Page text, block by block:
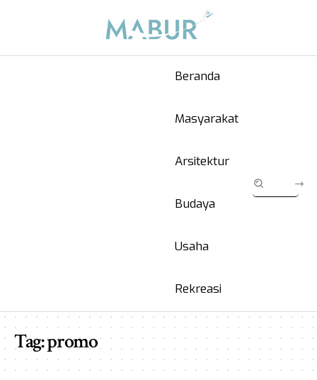
Beranda
Masyarakat
Arsitektur
Budaya
Usaha
Rekreasi
Tag:promo